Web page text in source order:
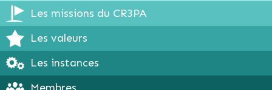
Les missions du CR3PA
Les valeurs
Les instances